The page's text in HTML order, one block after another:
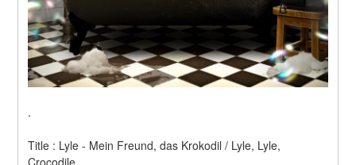
.
Title : Lyle - Mein Freund, das Krokodil / Lyle, Lyle,
Crocodile